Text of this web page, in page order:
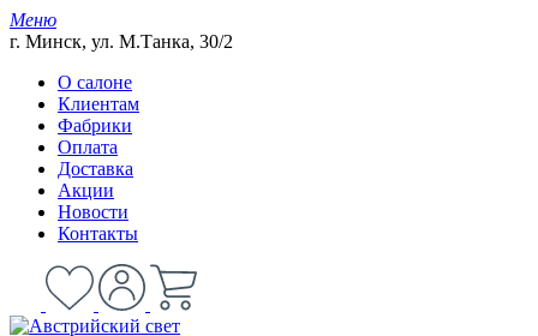
Меню
г. Минск, ул. М.Танка, 30/2
О салоне
Клиентам
Фабрики
Оплата
Доставка
Акции
Новости
Контакты